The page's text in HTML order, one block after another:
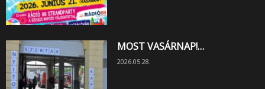
MOST VASÁRNAP!…
2026.05.28.